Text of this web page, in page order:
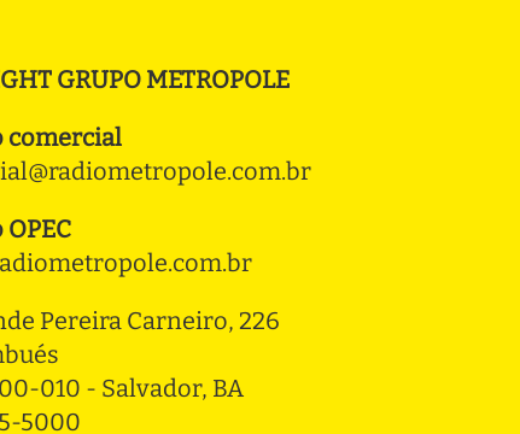
GRUPO METROPOLE
comercial
Pereira Carneiro, 226
010 - Salvador, BA
5000